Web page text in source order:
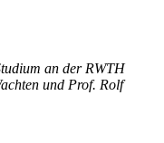
an der RWTH
und Prof. Rolf